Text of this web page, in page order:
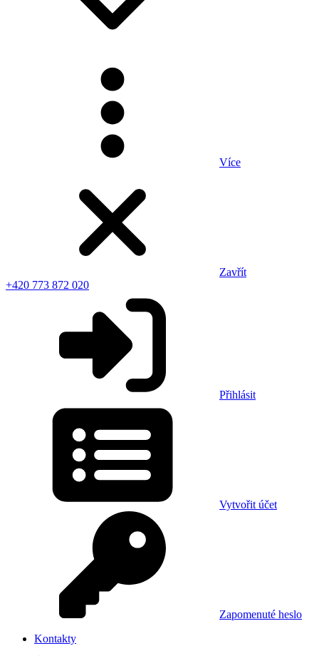
Více
Zavřít
+420 773 872 020
Přihlásit
Vytvořit účet
Zapomenuté heslo
Kontakty